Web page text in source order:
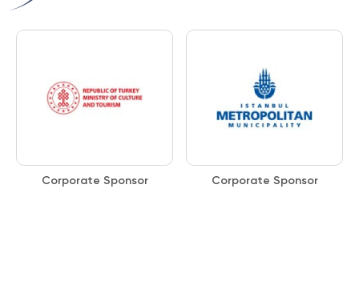
Corporate Sponsor Corporate Sponsor